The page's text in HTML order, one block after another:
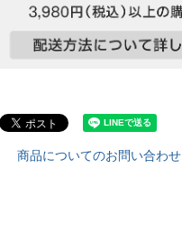
商品についてのお問い合わせ